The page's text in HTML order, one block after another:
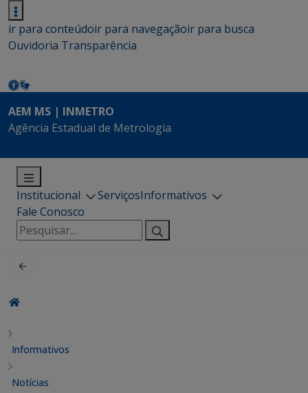
ir para conteúdoir para navegaçãoir para busca
Ouvidoria Transparência
AEM MS | INMETRO
Agência Estadual de Metrologia
Institucional ServiçosInformativos
Fale Conosco
Pesquisar
por:
Informativos
Notícias